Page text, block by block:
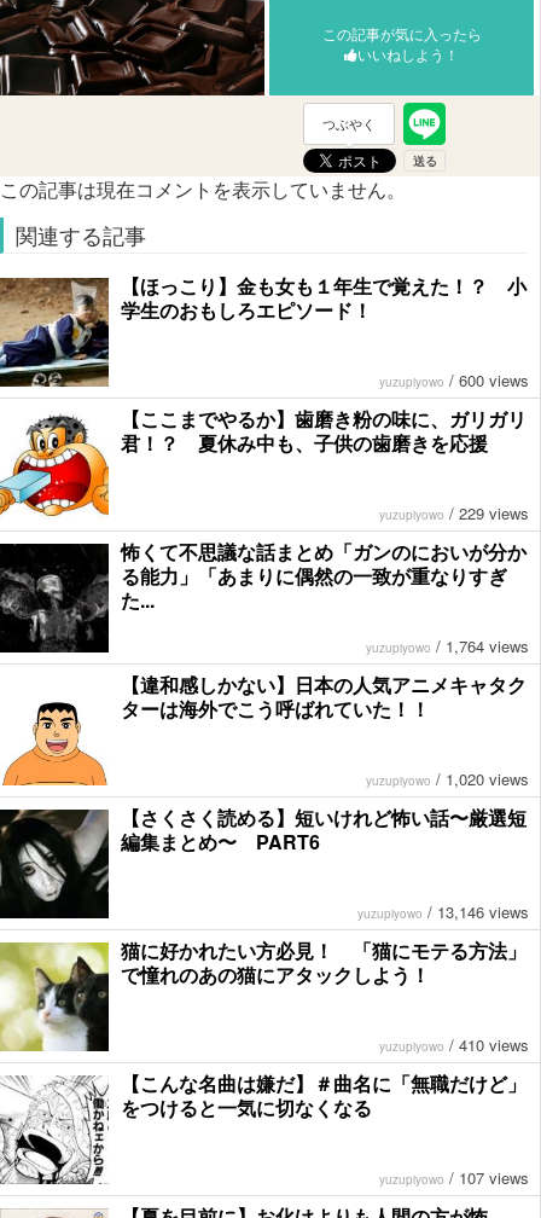
この記事が気に入ったら
いいねしよう！
つぶやく
この記事は現在コメントを表示していません。
関連する記事
【ほっこり】金も女も１年生で覚えた！？ 小
学生のおもしろエピソード！
yuzupiyowo / 600 views
【ここまでやるか】歯磨き粉の味に、ガリガリ
君！？ 夏休み中も、子供の歯磨きを応援
yuzupiyowo / 229 views
怖くて不思議な話まとめ「ガンのにおいが分か
る能力」「あまりに偶然の一致が重なりすぎ
た...
yuzupiyowo / 1,764 views
【違和感しかない】日本の人気アニメキャタク
ターは海外でこう呼ばれていた！！
yuzupiyowo / 1,020 views
【さくさく読める】短いけれど怖い話〜厳選短
編集まとめ〜 PART6
yuzupiyowo / 13,146 views
猫に好かれたい方必見！ 「猫にモテる方法」
で憧れのあの猫にアタックしよう！
yuzupiyowo / 410 views
【こんな名曲は嫌だ】＃曲名に「無職だけど」
をつけると一気に切なくなる
yuzupiyowo / 107 views